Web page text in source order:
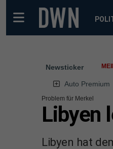
Newsticker
Auto Premium
Problem für Merkel
Libyen
Libyen hat